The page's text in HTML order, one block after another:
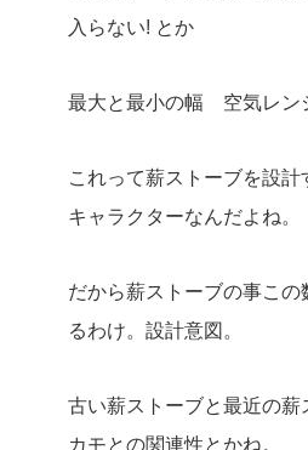
入らない! とか
最大と最小の幅 空気レン
これって薪ストーブを設
キャラクターなんだよね。
だから薪ストーブの事こ
るわけ。設計意図。
古い薪ストーブと最近の薪
カモとの関連性とかね。